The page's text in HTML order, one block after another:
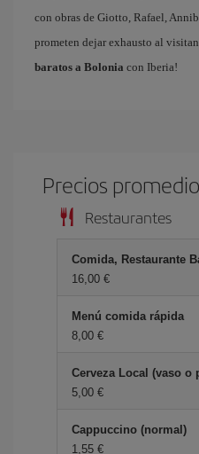
con obras de Giotto, Rafael,
prometen dejar exhausto al
baratos a Bolonia con Iberia!
Precios
Restaurantes
Comida, Restaurante
16,00 €
Menú comida rápida
8,00 €
Cerveza Local (vaso o
5,00 €
Cappuccino (normal)
1,55 €